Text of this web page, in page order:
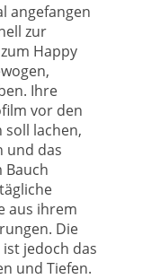
angefangen
zur
Happy
Ihre
vor den
soll lachen,
und das
Bauch
aus ihrem
Die
jedoch das
und Tiefen.